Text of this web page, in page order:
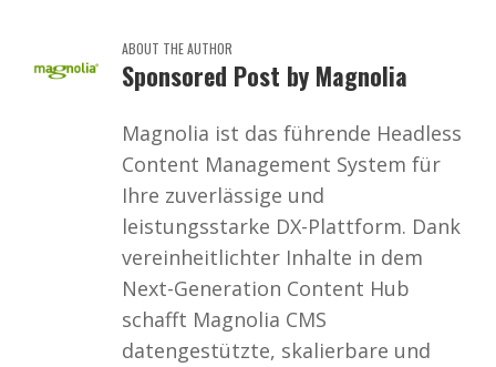
ABOUT THE AUTHOR
Sponsored Post by Magnolia
Magnolia ist das führende Headless
Content Management System für
Ihre zuverlässige und
leistungsstarke DX-Plattform. Dank
vereinheitlichter Inhalte in dem
Next-Generation Content Hub
schafft Magnolia CMS
datengestützte, skalierbare und